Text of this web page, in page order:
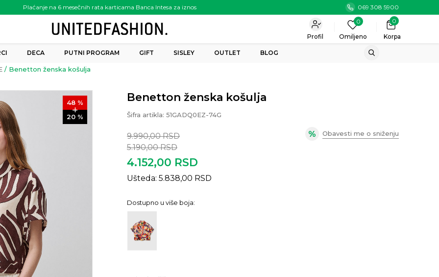
Plaćanje na 6 mesečnih rata karticama Banca Intesa za iznos
preko 6.000.00 rsd
069 308 5900
Korpa
0
0
Omiljeno
Profil
DECA PUTNI PROGRAM GIFT SISLEY OUTLET BLOG
Benetton ženska košulja
48 %
20 %
Benetton ženska košulja
Šifra artikla: 51GADQ0EZ-74G
9.990,00 RSD
5.190,00 RSD
4.152,00 RSD
Ušteda: 5.838,00 RSD
Obavesti me o sniženju
Dostupno u više boja: